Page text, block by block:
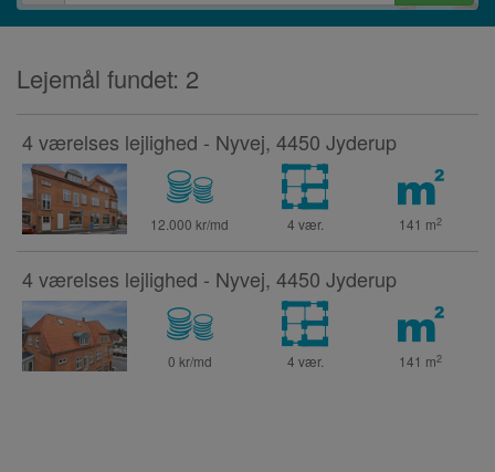
Lejemål fundet: 2
4 værelses lejlighed - Nyvej, 4450 Jyderup
12.000 kr/md 4 vær. 141 m2
4 værelses lejlighed - Nyvej, 4450 Jyderup
0 kr/md 4 vær. 141 m2